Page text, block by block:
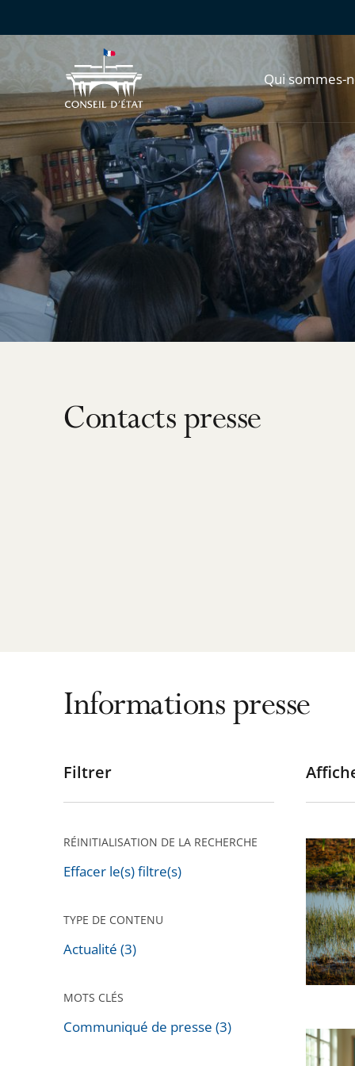
Qui sommes-
Contacts presse
Informations presse
Passer
pour
après
Filtrer
RÉINITIALISATION DE LA RECHERCHE
Effacer le(s) filtre(s)
TYPE DE CONTENU
Actualité (3)
MOTS CLÉS
Communiqué de presse (3)
:
le
Conseil
d’État
annule
les
règles
de
Le
Conseil